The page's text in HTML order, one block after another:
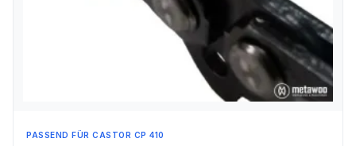
PASSEND FÜR CASTOR CP 410